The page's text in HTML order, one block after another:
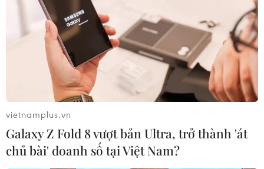
Các ổ dịch tại nhà máy đe dọa lĩnh vực
xuất khẩu của Thái Lan
14/06/2021 05:52
Nền kinh tế phụ thuộc vào du lịch này đã suy giảm 6,1%
trong năm ngoái. Tháng trước, Chính phủ Thái Lan đã
2,5-3,5% xuống còn 1,5-2,5%.
vietnamplus.vn
Galaxy Z Fold 8 vượt bản Ultra, trở thành 'át
chủ bài' doanh số tại Việt Nam?